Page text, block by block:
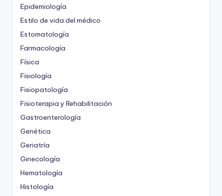
Epidemiología
Estilo de vida del médico
Estomatología
Farmacología
Física
Fisiología
Fisiopatología
Fisioterapia y Rehabilitación
Gastroenterología
Genética
Geriatría
Ginecología
Hematología
Histología